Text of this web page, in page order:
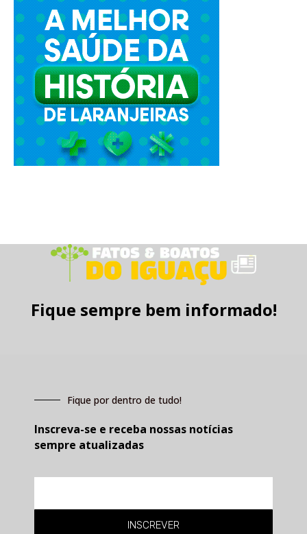
Fique sempre bem informado!
Fique por dentro de tudo!
Inscreva-se e receba nossas notícias
sempre atualizadas
INSCREVER